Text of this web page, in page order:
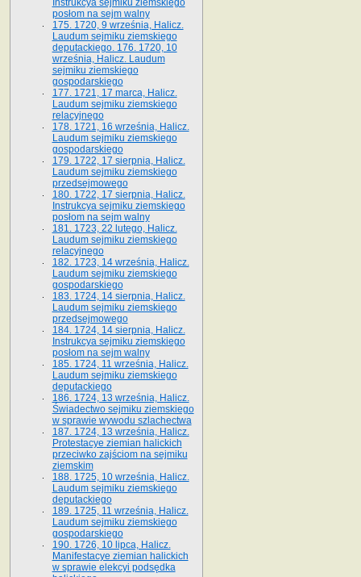
Instrukcya sejmiku ziemskiego
posłom na sejm walny
175. 1720, 9 września, Halicz.
Laudum sejmiku ziemskiego
deputackiego. 176. 1720, 10
września, Halicz. Laudum
sejmiku ziemskiego
gospodarskiego
177. 1721, 17 marca, Halicz.
Laudum sejmiku ziemskiego
relacyjnego
178. 1721, 16 września, Halicz.
Laudum sejmiku ziemskiego
gospodarskiego
179. 1722, 17 sierpnia, Halicz.
Laudum sejmiku ziemskiego
przedsejmowego
180. 1722, 17 sierpnia, Halicz.
Instrukcya sejmiku ziemskiego
posłom na sejm walny
181. 1723, 22 lutego, Halicz.
Laudum sejmiku ziemskiego
relacyjnego
182. 1723, 14 września, Halicz.
Laudum sejmiku ziemskiego
gospodarskiego
183. 1724, 14 sierpnia, Halicz.
Laudum sejmiku ziemskiego
przedsejmowego
184. 1724, 14 sierpnia, Halicz.
Instrukcya sejmiku ziemskiego
posłom na sejm walny
185. 1724, 11 września, Halicz.
Laudum sejmiku ziemskiego
deputackiego
186. 1724, 13 września, Halicz.
Świadectwo sejmiku ziemskiego
w sprawie wywodu szlachectwa
187. 1724, 13 września, Halicz.
Protestacye ziemian halickich
przeciwko zajściom na sejmiku
ziemskim
188. 1725, 10 września, Halicz.
Laudum sejmiku ziemskiego
deputackiego
189. 1725, 11 września, Halicz.
Laudum sejmiku ziemskiego
gospodarskiego
190. 1726, 10 lipca, Halicz.
Manifestacye ziemian halickich
w sprawie elekcyi podsędka